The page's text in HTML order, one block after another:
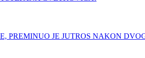
PREMINUO JE JUTROS NAKON